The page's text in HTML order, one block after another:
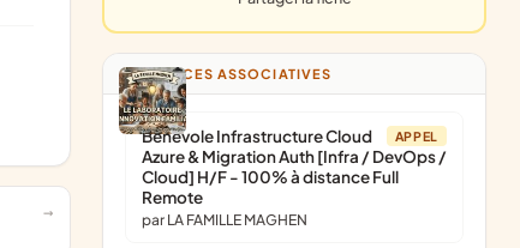
ANNONCES ASSOCIATIVES
APPEL
Bénévole Infrastructure Cloud
Azure & Migration Auth [Infra / DevOps /
Cloud] H/F - 100% à distance Full
Remote
par LA FAMILLE MAGHEN